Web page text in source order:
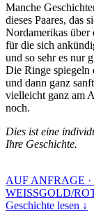
Manche
dieses Paares, das
Nordamerikas über
für die sich
und so sehr es nur
Die Ringe spiegeln
und dann ganz
vielleicht ganz am
noch.
Dies ist eine
Ihre Geschichte.
AUF ANFRAGE ·
WEISSGOLD/
Geschichte lesen ↓